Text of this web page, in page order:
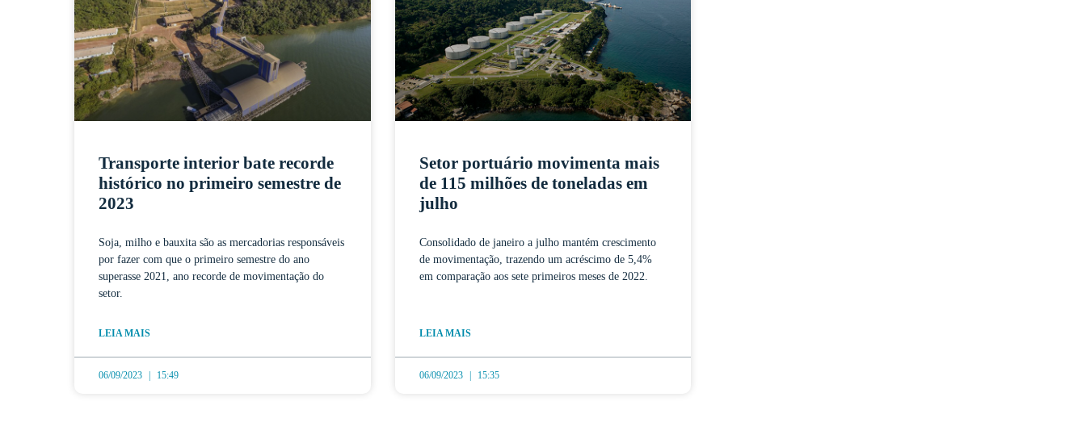
Transporte interior bate recorde
histórico no primeiro semestre de
2023
Soja, milho e bauxita são as mercadorias responsáveis
por fazer com que o primeiro semestre do ano
superasse 2021, ano recorde de movimentação do
setor.
LEIA MAIS
06/09/2023 15:49
Setor portuário movimenta mais
de 115 milhões de toneladas em
julho
Consolidado de janeiro a julho mantém crescimento
de movimentação, trazendo um acréscimo de 5,4%
em comparação aos sete primeiros meses de 2022.
LEIA MAIS
06/09/2023 15:35